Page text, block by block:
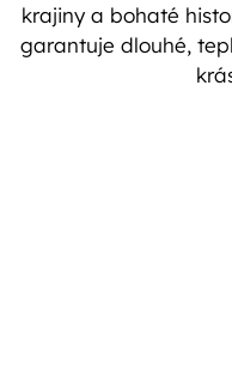
krajiny a bohaté
garantuje dlouhé,